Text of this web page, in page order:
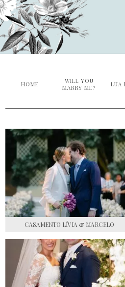
HOME
WILL YOU
MARRY ME?
LUA
CASAMENTO LÍVIA & MARCELO